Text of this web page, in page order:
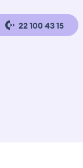
22 100 43 15